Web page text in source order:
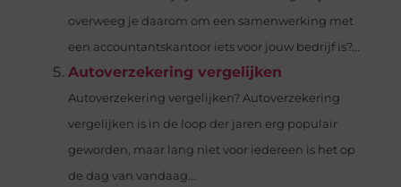
overweeg je daarom om een samenwerking met
een accountantskantoor iets voor jouw bedrijf is?...
Autoverzekering vergelijken
Autoverzekering vergelijken? Autoverzekering
vergelijken is in de loop der jaren erg populair
geworden, maar lang niet voor iedereen is het op
de dag van vandaag...